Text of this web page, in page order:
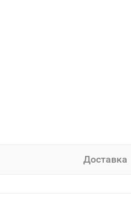
Доставка